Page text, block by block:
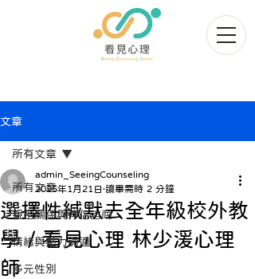
文章
所有文章
親密關係與伴侶諮商
情緒與壓力調適
多元性別
所有文章
選擇性緘默去全年級校外教
學 / 看見心理 林少湲心理
師
admin_SeeingCounseling
2025年1月21日 讀畢需時 2 分鐘